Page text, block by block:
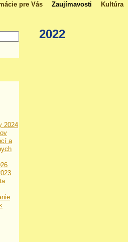
pre Vás Zaujímavosti Kultúra
2024
a
2022